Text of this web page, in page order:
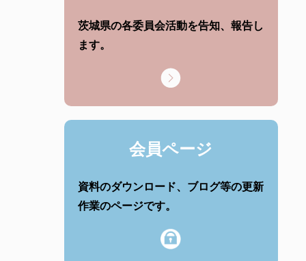
茨城県の各委員会活動を告知、報告し
ます。
会員ページ
資料のダウンロード、ブログ等の更新
作業のページです。